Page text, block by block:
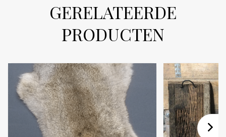
GERELATEERDE
PRODUCTEN